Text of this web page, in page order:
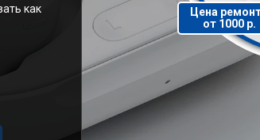
как
Цена
от 1000 р.